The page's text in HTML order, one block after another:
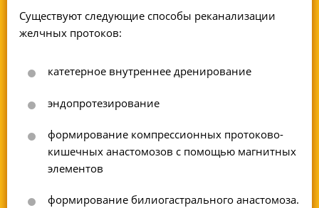
Существуют следующие способы реканализации
желчных протоков:
катетерное внутреннее дренирование
эндопротезирование
формирование компрессионных протоково-
кишечных анастомозов с помощью магнитных
элементов
формирование билиогастрального анастомоза.